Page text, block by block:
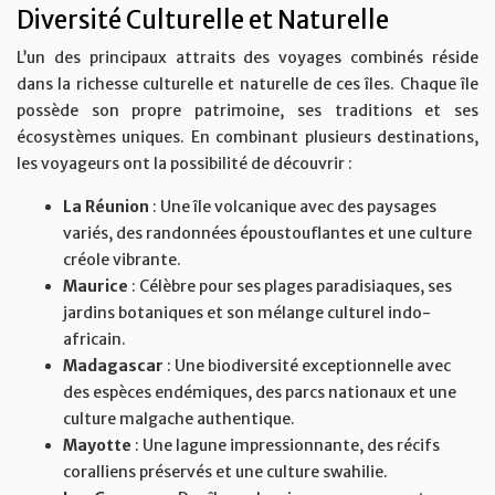
Diversité Culturelle et Naturelle
L’un des principaux attraits des voyages combinés réside
dans la richesse culturelle et naturelle de ces îles. Chaque île
possède son propre patrimoine, ses traditions et ses
écosystèmes uniques. En combinant plusieurs destinations,
les voyageurs ont la possibilité de découvrir :
La Réunion : Une île volcanique avec des paysages
variés, des randonnées époustouflantes et une culture
créole vibrante.
Maurice : Célèbre pour ses plages paradisiaques, ses
jardins botaniques et son mélange culturel indo-
africain.
Madagascar : Une biodiversité exceptionnelle avec
des espèces endémiques, des parcs nationaux et une
culture malgache authentique.
Mayotte : Une lagune impressionnante, des récifs
coralliens préservés et une culture swahilie.